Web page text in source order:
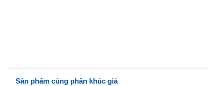
Sản phẩm cùng phân khúc giá